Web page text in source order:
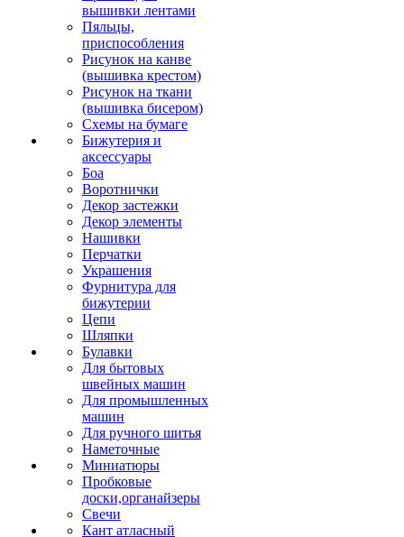
вышивки лентами
Пяльцы,
приспособления
Рисунок на канве
(вышивка крестом)
Рисунок на ткани
(вышивка бисером)
Схемы на бумаге
Бижутерия и
аксессуары
Боа
Воротнички
Декор застежки
Декор элементы
Нашивки
Перчатки
Украшения
Фурнитура для
бижутерии
Цепи
Шляпки
Булавки
Для бытовых
швейных машин
Для промышленных
машин
Для ручного шитья
Наметочные
Миниатюры
Пробковые
доски,органайзеры
Свечи
Кант атласный